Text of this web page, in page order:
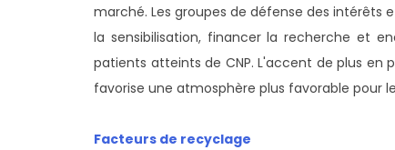
marché. Les groupes de défense des intérêts
la sensibilisation, financer la recherche et
patients atteints de CNP. L'accent de plus en
favorise une atmosphère plus favorable pour
Facteurs de recyclage